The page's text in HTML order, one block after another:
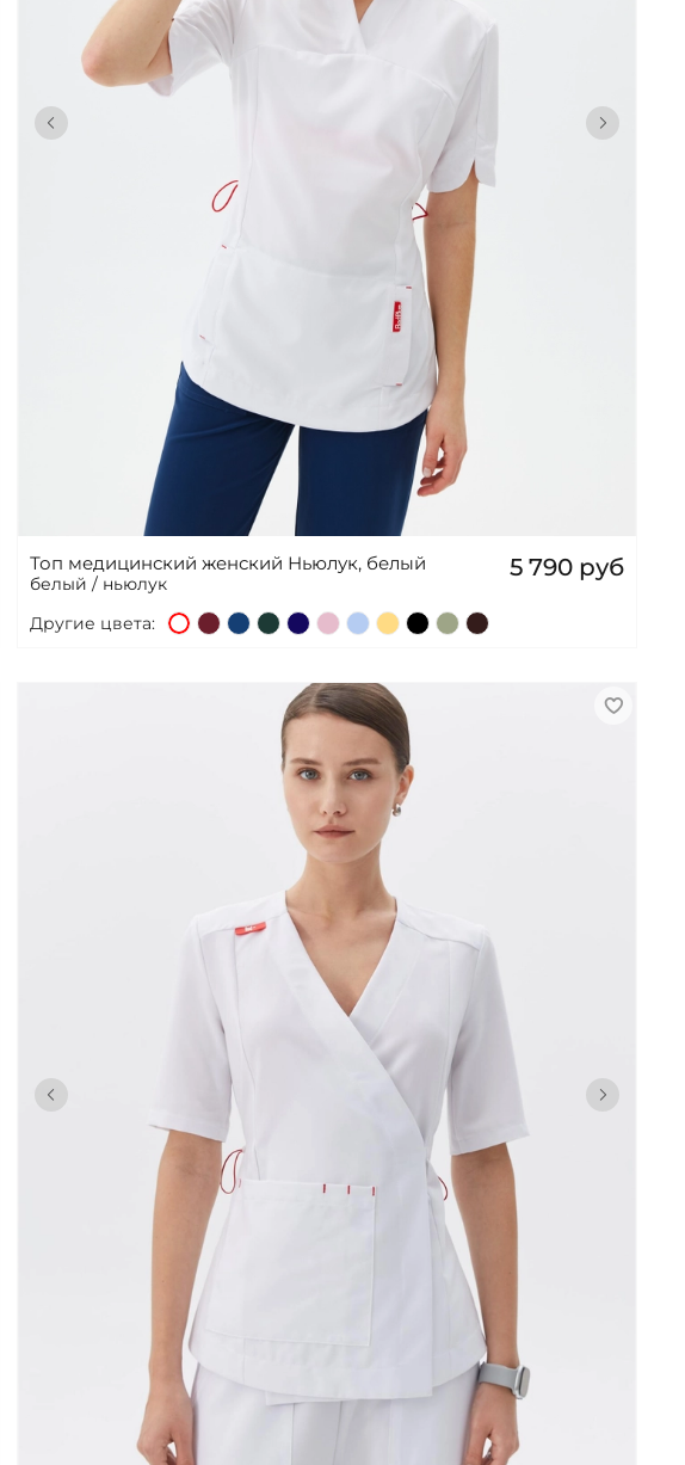
Топ медицинский женский Ньюлук, белый
белый / ньюлук
5 790 руб
Другие цвета: